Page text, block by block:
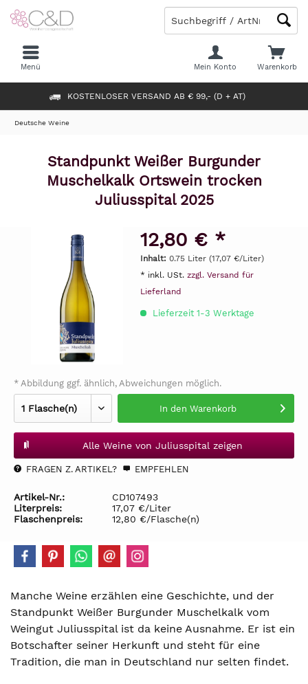
KOSTENLOSER VERSAND AB € 99,- (D + AT)
Warenkorb
Mein Konto
Menü
Deutsche Weine
Standpunkt Weißer Burgunder
Muschelkalk Ortswein trocken
Juliusspital 2025
12,80 € *
Inhalt: 0.75 Liter (17,07 €/Liter)
* inkl. USt. zzgl. Versand für
Lieferland
Lieferzeit 1-3 Werktage
* Abbildung ggf. ähnlich, Abweichungen möglich.
In den Warenkorb
Alle Weine von Juliusspital zeigen
FRAGEN Z. ARTIKEL? EMPFEHLEN
Artikel-Nr.:
CD107493
Literpreis:
17,07 €/Liter
Flaschenpreis:
12,80 €/Flasche(n)
Manche Weine erzählen eine Geschichte, und der
Standpunkt Weißer Burgunder Muschelkalk vom
Weingut Juliusspital ist da keine Ausnahme. Er ist ein
Botschafter seiner Herkunft und steht für eine
Tradition, die man in Deutschland nur selten findet.